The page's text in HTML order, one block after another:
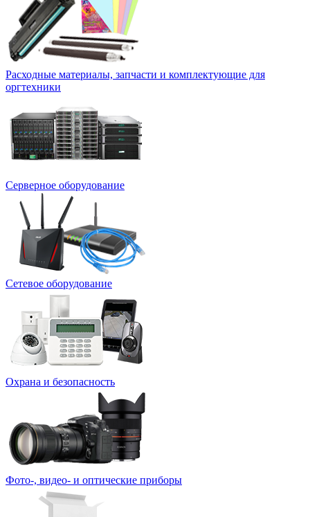
Расходные материалы, запчасти и комплектующие для
оргтехники
Серверное оборудование
Сетевое оборудование
Охрана и безопасность
Фото-, видео- и оптические приборы